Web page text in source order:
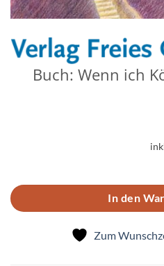
Buch: Wenn ich
In den
Zum